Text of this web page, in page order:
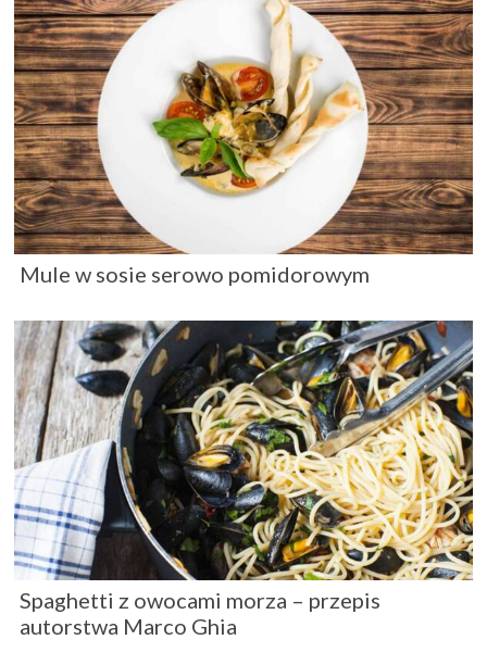
Mule w sosie serowo pomidorowym
Spaghetti z owocami morza – przepis
autorstwa Marco Ghia